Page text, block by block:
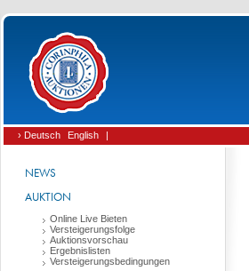
› Deutsch English |
NEWS
AUKTION
Online Live Bieten
Versteigerungsfolge
Auktionsvorschau
Ergebnislisten
Versteigerungsbedingungen